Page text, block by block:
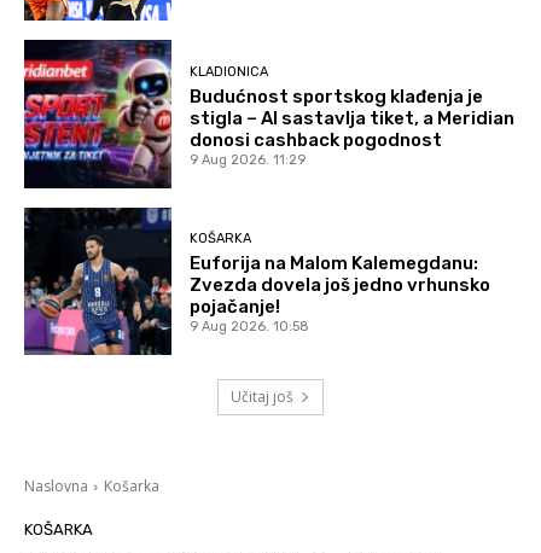
KLADIONICA
Budućnost sportskog klađenja je
stigla – AI sastavlja tiket, a Meridian
donosi cashback pogodnost
9 Aug 2026. 11:29
KOŠARKA
Euforija na Malom Kalemegdanu:
Zvezda dovela još jedno vrhunsko
pojačanje!
9 Aug 2026. 10:58
Učitaj još